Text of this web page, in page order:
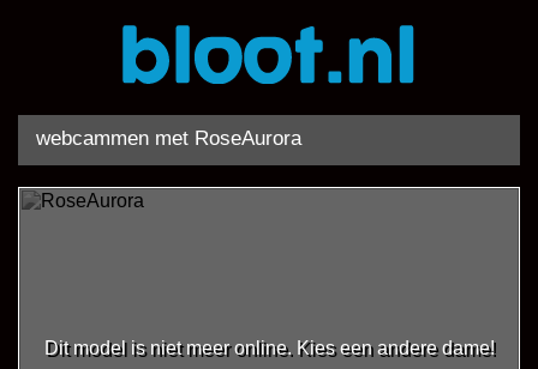
webcammen met RoseAurora
Dit model is niet meer online. Kies een andere dame!